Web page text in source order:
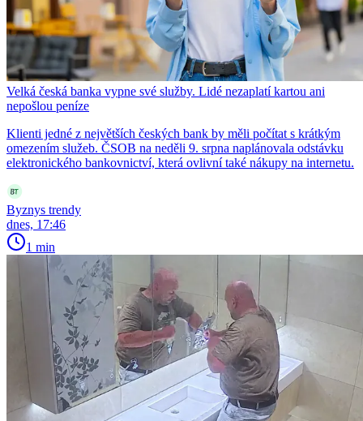
Velká česká banka vypne své služby. Lidé nezaplatí kartou ani
nepošlou peníze
Klienti jedné z největších českých bank by měli počítat s krátkým
omezením služeb. ČSOB na neděli 9. srpna naplánovala odstávku
elektronického bankovnictví, která ovlivní také nákupy na internetu.
Byznys trendy
dnes, 17:46
1 min